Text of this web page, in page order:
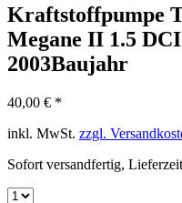
Kraftstoffpumpe
Megane II 1.5
2003Baujahr